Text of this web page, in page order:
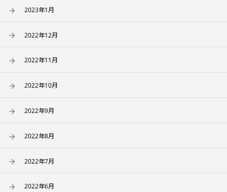
2023年1月
2022年12月
2022年11月
2022年10月
2022年9月
2022年8月
2022年7月
2022年6月